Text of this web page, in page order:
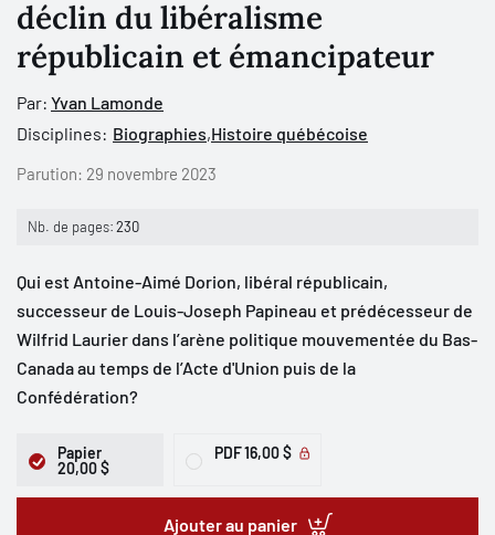
déclin du libéralisme
républicain et émancipateur
Par: Yvan Lamonde
Disciplines: Biographies,Histoire québécoise
Parution: 29 novembre 2023
Nb. de pages:230
Qui est Antoine-Aimé Dorion, libéral républicain,
successeur de Louis-Joseph Papineau et prédécesseur de
Wilfrid Laurier dans l’arène politique mouvementée du Bas-
Canada au temps de l’Acte d'Union puis de la
Confédération?
Papier
20,00 $
PDF16,00 $
Ajouter au panier